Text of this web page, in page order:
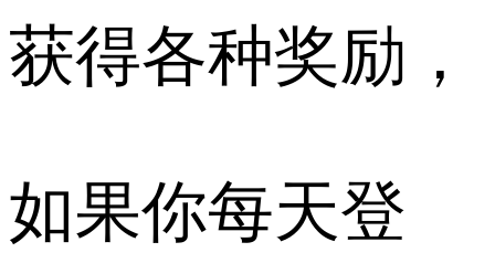
获得各种奖励，
如果你每天登